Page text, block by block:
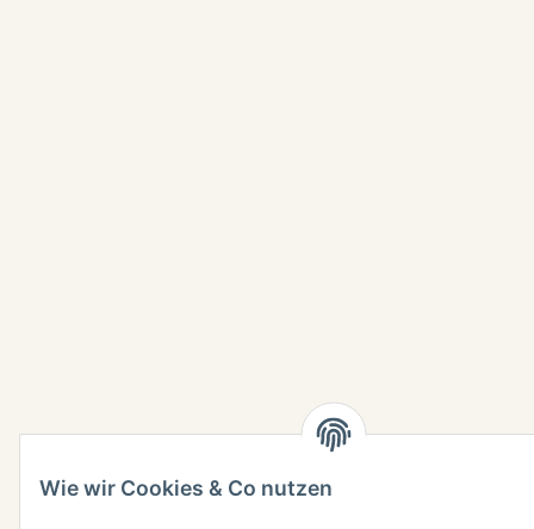
Wie wir Cookies & Co nutzen